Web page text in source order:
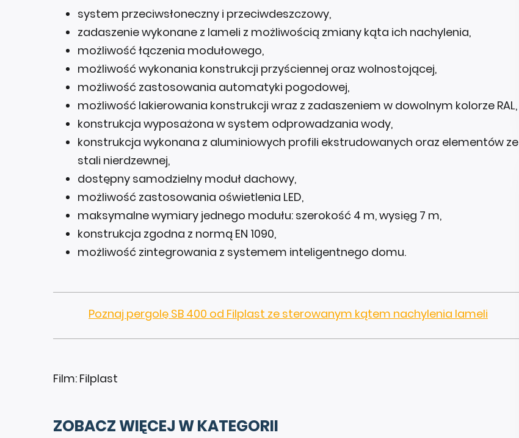
system przeciwsłoneczny i przeciwdeszczowy,
zadaszenie wykonane z lameli z możliwością zmiany kąta ich nachylenia,
możliwość łączenia modułowego,
możliwość wykonania konstrukcji przyściennej oraz wolnostojącej,
możliwość zastosowania automatyki pogodowej,
możliwość lakierowania konstrukcji wraz z zadaszeniem w dowolnym kolorze RAL,
konstrukcja wyposażona w system odprowadzania wody,
konstrukcja wykonana z aluminiowych profili ekstrudowanych oraz elementów ze
stali nierdzewnej,
dostępny samodzielny moduł dachowy,
możliwość zastosowania oświetlenia LED,
maksymalne wymiary jednego modułu: szerokość 4 m, wysięg 7 m,
konstrukcja zgodna z normą EN 1090,
możliwość zintegrowania z systemem inteligentnego domu.
Poznaj pergolę SB 400 od Filplast ze sterowanym kątem nachylenia lameli
Film: Filplast
ZOBACZ WIĘCEJ W KATEGORII